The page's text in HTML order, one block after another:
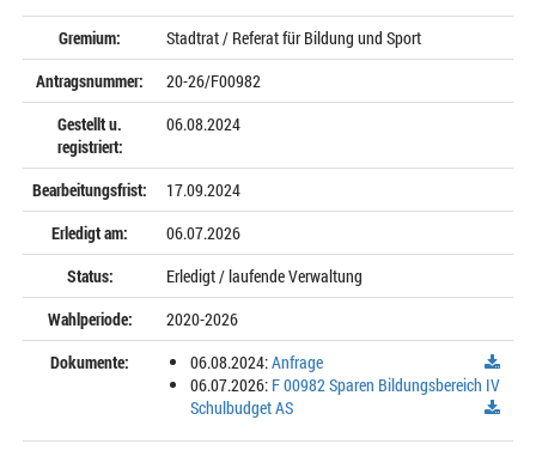
Gremium:
Stadtrat / Referat für Bildung und Sport
Antragsnummer:
20-26/F00982
Gestellt u.
registriert:
06.08.2024
Bearbeitungsfrist:
17.09.2024
Erledigt am:
06.07.2026
Status:
Erledigt / laufende Verwaltung
Wahlperiode:
2020-2026
Dokumente:
06.08.2024:Anfrage
06.07.2026: F 00982 Sparen Bildungsbereich IV
Schulbudget AS